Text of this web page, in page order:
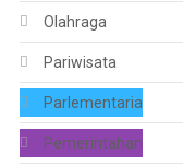
Olahraga
Pariwisata
Parlementaria
Pemerintahan